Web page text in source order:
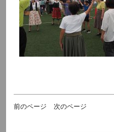
前のページ
次のページ